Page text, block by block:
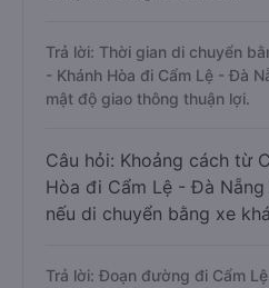
Trả lời: Thời gian di chuyển
- Khánh Hòa đi Cẩm Lệ - Đà
mật độ giao thông thuận lợi.
Câu hỏi: Khoảng cách từ
Hòa đi Cẩm Lệ - Đà
nếu di chuyển bằng xe
Trả lời: Đoạn đường đi Cẩm